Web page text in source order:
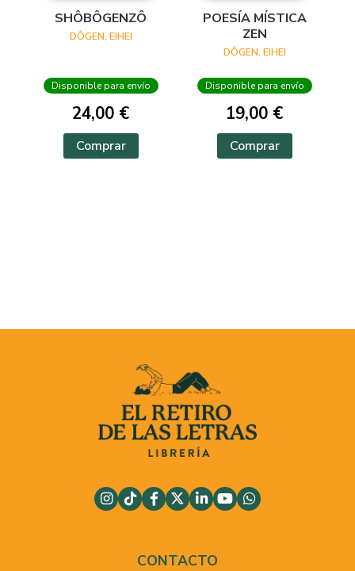
SHÔBÔGENZÔ
DÔGEN, EIHEI
Disponible para envío
24,00 €
Comprar
POESÍA MÍSTICA
ZEN
DÔGEN, EIHEI
Disponible para envío
19,00 €
Comprar
CONTACTO